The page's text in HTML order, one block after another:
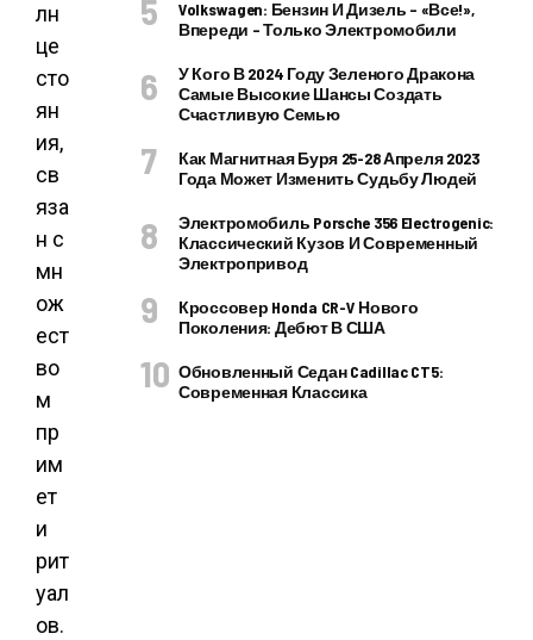
лн
це
сто
ян
ия,
св
яза
н с
мн
ож
ест
во
м
пр
им
ет
и
рит
уал
ов.
Volkswagen: Бензин И Дизель – «все!»,
Впереди – Только Электромобили
У Кого В 2024 Году Зеленого Дракона
Самые Высокие Шансы Создать
Счастливую Семью
Как Магнитная Буря 25-28 Апреля 2023
Года Может Изменить Судьбу Людей
Электромобиль Porsche 356 Electrogenic:
Классический Кузов И Современный
Электропривод
Кроссовер Honda CR-V Нового
Поколения: Дебют В США
Обновленный Седан Cadillac CT5:
Современная Классика